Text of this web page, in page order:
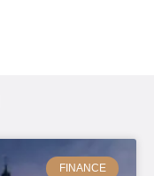
FINANCE